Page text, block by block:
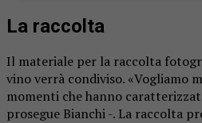
La raccolta
Il materiale per la raccolta
vino verrà condiviso. «Vogliamo
momenti che hanno
prosegue Bianchi -. La raccolta